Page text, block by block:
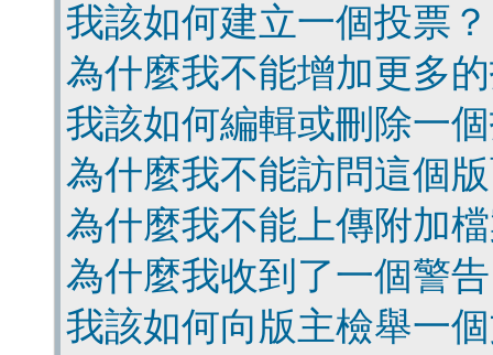
我該如何建立一個投票？
為什麼我不能增加更多
我該如何編輯或刪除一
為什麼我不能訪問這個
為什麼我不能上傳附加
為什麼我收到了一個警
我該如何向版主檢舉一